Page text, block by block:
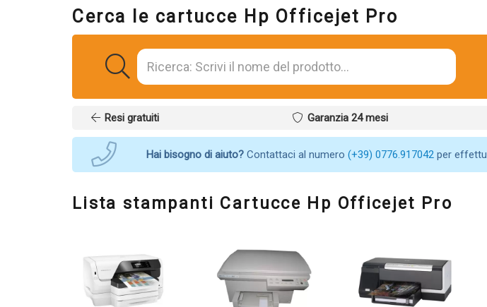
Cerca le cartucce Hp Officejet Pro
Resi gratuiti Garanzia 24 mesi
Hai bisogno di aiuto? Contattaci al numero (+39) 0776.917042 per
Lista stampanti Cartucce Hp Officejet Pro